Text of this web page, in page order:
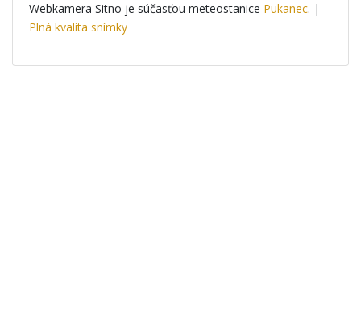
Webkamera Sitno je súčasťou meteostanice Pukanec. |
Plná kvalita snímky